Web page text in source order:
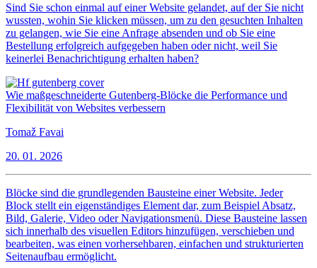
Sind Sie schon einmal auf einer Website gelandet, auf der Sie nicht
wussten, wohin Sie klicken müssen, um zu den gesuchten Inhalten
zu gelangen, wie Sie eine Anfrage absenden und ob Sie eine
Bestellung erfolgreich aufgegeben haben oder nicht, weil Sie
keinerlei Benachrichtigung erhalten haben?
Wie maßgeschneiderte Gutenberg-Blöcke die Performance und
Flexibilität von Websites verbessern
Tomaž Favai
20. 01. 2026
Blöcke sind die grundlegenden Bausteine einer Website. Jeder
Block stellt ein eigenständiges Element dar, zum Beispiel Absatz,
Bild, Galerie, Video oder Navigationsmenü. Diese Bausteine lassen
sich innerhalb des visuellen Editors hinzufügen, verschieben und
bearbeiten, was einen vorhersehbaren, einfachen und strukturierten
Seitenaufbau ermöglicht.